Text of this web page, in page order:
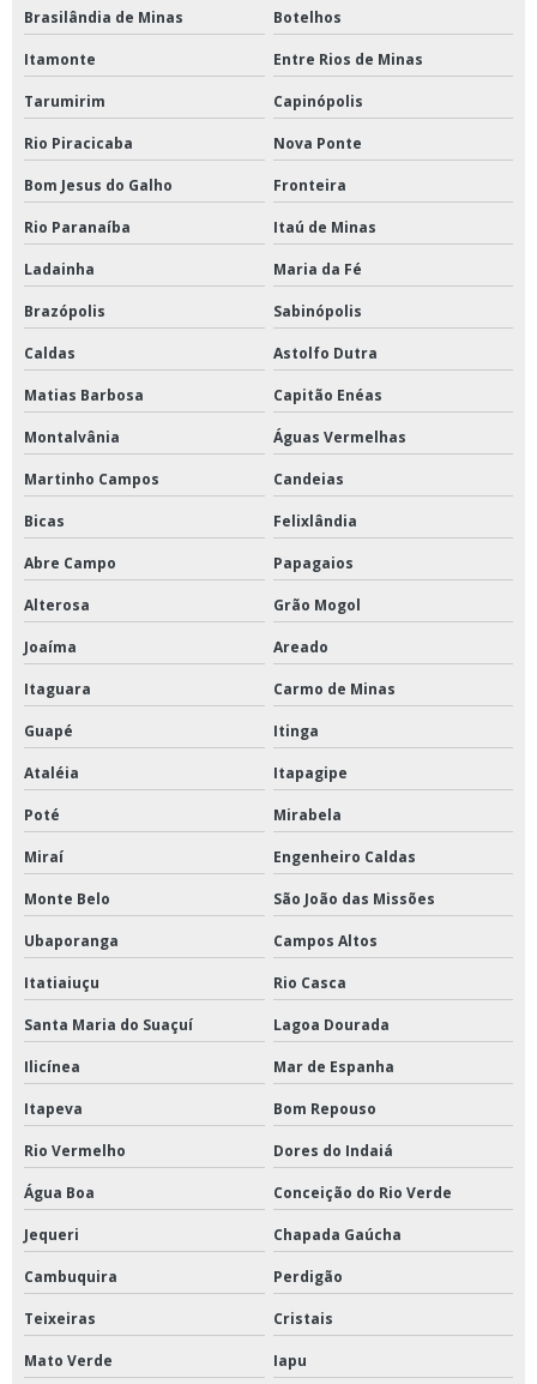
Brasilândia de Minas Botelhos
Itamonte Entre Rios de Minas
Tarumirim Capinópolis
Rio Piracicaba Nova Ponte
Bom Jesus do Galho Fronteira
Rio Paranaíba Itaú de Minas
Ladainha Maria da Fé
Brazópolis Sabinópolis
Caldas Astolfo Dutra
Matias Barbosa Capitão Enéas
Montalvânia Águas Vermelhas
Martinho Campos Candeias
Bicas Felixlândia
Abre Campo Papagaios
Alterosa Grão Mogol
Joaíma Areado
Itaguara Carmo de Minas
Guapé Itinga
Ataléia Itapagipe
Poté Mirabela
Miraí Engenheiro Caldas
Monte Belo São João das Missões
Ubaporanga Campos Altos
Itatiaiuçu Rio Casca
Santa Maria do Suaçuí Lagoa Dourada
Ilicínea Mar de Espanha
Itapeva Bom Repouso
Rio Vermelho Dores do Indaiá
Água Boa Conceição do Rio Verde
Jequeri Chapada Gaúcha
Cambuquira Perdigão
Teixeiras Cristais
Mato Verde Iapu